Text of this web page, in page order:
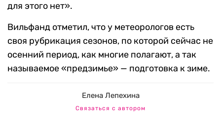
для этого нет».
Вильфанд отметил, что у метеорологов есть
своя рубрикация сезонов, по которой сейчас не
осенний период, как многие полагают, а так
называемое «предзимье» — подготовка к зиме.
Елена Лепехина
Связаться с автором